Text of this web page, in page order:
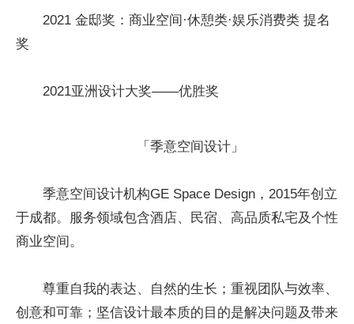
2021 金邸奖：商业空间·休憩类·娱乐消费类 提名
奖
2021亚洲设计大奖——优胜奖
「季意空间设计」
季意空间设计机构GE Space Design，2015年创立
于成都。服务领域包含酒店、民宿、高品质私宅及个性
商业空间。
尊重自我的表达、自然的生长；重视团队与效率、
创意和可靠；坚信设计最本质的目的是解决问题及带来